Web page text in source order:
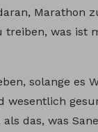
Marathon
treiben, was ist
solange es
wesentlich
das, was